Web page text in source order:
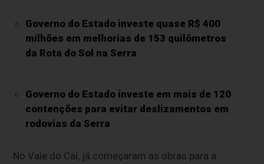
Governo do Estado investe quase R$ 400
milhões em melhorias de 153 quilômetros
da Rota do Sol na Serra
Governo do Estado investe em mais de 120
contenções para evitar deslizamentos em
rodovias da Serra
No Vale do Caí, já começaram as obras para a